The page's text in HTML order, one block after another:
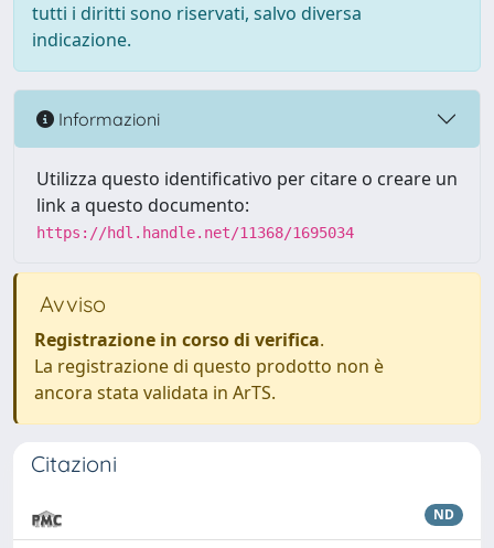
tutti i diritti sono riservati, salvo diversa
indicazione.
Informazioni
Utilizza questo identificativo per citare o creare un
link a questo documento:
https://hdl.handle.net/11368/1695034
Avviso
Registrazione in corso di verifica.
La registrazione di questo prodotto non è
ancora stata validata in ArTS.
Citazioni
ND